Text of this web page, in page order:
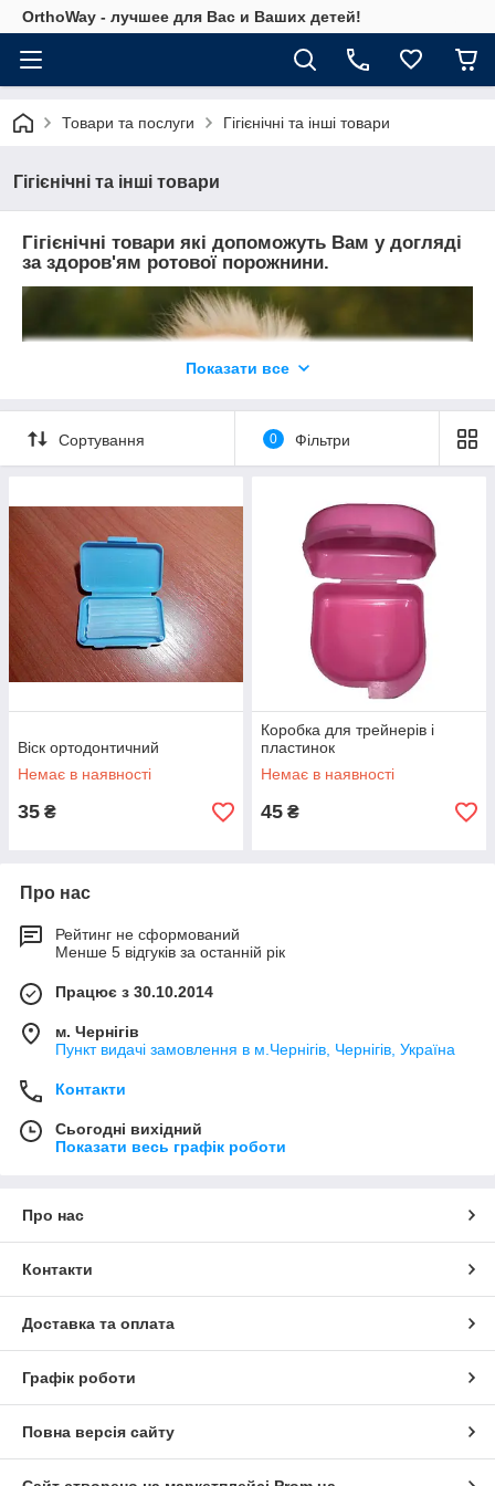
OrthoWay - лучшее для Вас и Ваших детей!
Товари та послуги Гігієнічні та інші товари
Гігієнічні та інші товари
Гігієнічні товари які допоможуть Вам у догляді
за здоров'ям ротової порожнини.
Показати все
Сортування 0 Фільтри
Віск ортодонтичний
Немає в наявності
35 ₴
Коробка для трейнерів і
пластинок
Немає в наявності
45 ₴
Про нас
Рейтинг не сформований
Менше 5 відгуків за останній рік
Працює з 30.10.2014
м. Чернігів
Пункт видачі замовлення в м.Чернігів, Чернігів, Україна
Контакти
Сьогодні вихідний
Показати весь графік роботи
Про нас
Контакти
Доставка та оплата
Графік роботи
Повна версія сайту